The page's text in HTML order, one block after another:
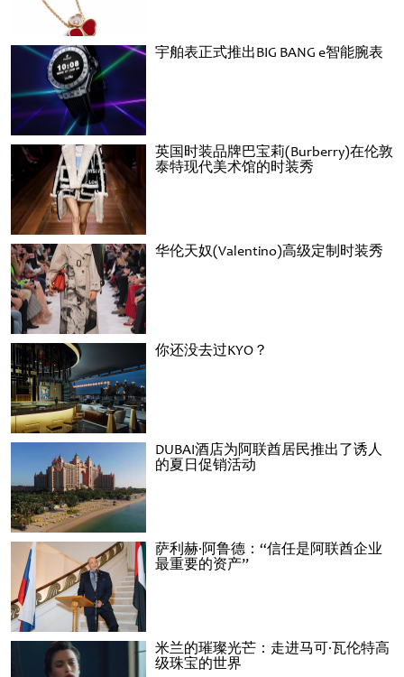
宇舶表正式推出BIG BANG e智能腕表
英国时装品牌巴宝莉(Burberry)在伦敦
泰特现代美术馆的时装秀
华伦天奴(Valentino)高级定制时装秀
你还没去过KYO？
DUBAI酒店为阿联酋居民推出了诱人
的夏日促销活动
萨利赫·阿鲁德：“信任是阿联酋企业
最重要的资产”
米兰的璀璨光芒：走进马可·瓦伦特高
级珠宝的世界